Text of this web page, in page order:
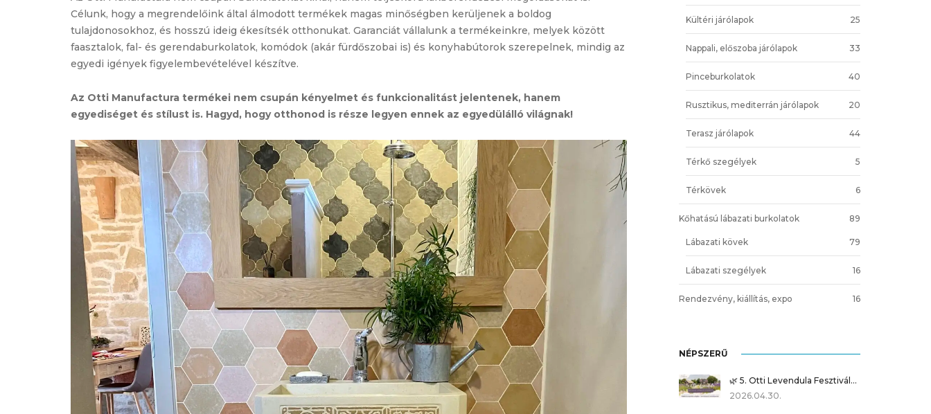
Célunk, hogy a megrendelőink által álmodott termékek magas minőségben kerüljenek a boldog
tulajdonosokhoz, és hosszú ideig ékesítsék otthonukat. Garanciát vállalunk a termékeinkre, melyek között
faasztalok, fal- és gerendaburkolatok, komódok (akár fürdőszobai is) és konyhabútorok szerepelnek, mindig az
egyedi igények figyelembevételével készítve.
Az Otti Manufactura termékei nem csupán kényelmet és funkcionalitást jelentenek, hanem
egyediséget és stílust is. Hagyd, hogy otthonod is része legyen ennek az egyedülálló világnak!
Kültéri járólapok 25
Nappali, előszoba járólapok 33
Pinceburkolatok 40
Rusztikus, mediterrán járólapok 20
Terasz járólapok 44
Térkő szegélyek 5
Térkövek 6
Kőhatású lábazati burkolatok 89
Lábazati kövek 79
Lábazati szegélyek 16
Rendezvény, kiállítás, expo 16
NÉPSZERŰ
🌿 5. Otti Levendula Fesztivál…
2026.04.30.